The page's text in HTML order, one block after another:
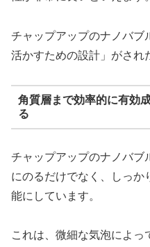
チャップアップのナノバブ
活かすための設計」がされ
角質層まで効率的に有効
る
チャップアップのナノバブ
にのるだけでなく、しっか
能にしています。
これは、微細な気泡によっ